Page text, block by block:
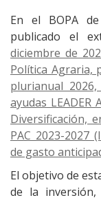
En el BOPA
publicado el
diciembre de
Política Agraria,
plurianual
ayudas LEADER
Diversificación,
PAC 2023-2027
de gasto
El objetivo de
de la